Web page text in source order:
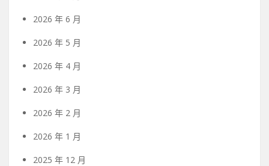
2026 年 6 月
2026 年 5 月
2026 年 4 月
2026 年 3 月
2026 年 2 月
2026 年 1 月
2025 年 12 月